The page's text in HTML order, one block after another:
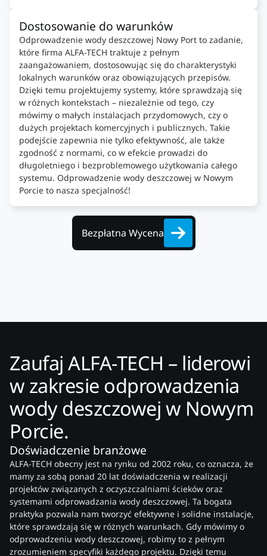
Dostosowanie do warunków
Odprowadzenie wody deszczowej Nowy Port to zadanie,
które firma ALFA-TECH traktuje z pełnym
zaangażowaniem, dostosowując się do charakterystyki
lokalnych warunków oraz obowiązujących przepisów.
Dzięki temu projektujemy systemy, które sprawdzają się
w różnych kontekstach – niezależnie od tego, czy
mówimy o małych instalacjach przydomowych, czy o
dużych projektach komercyjnych i publicznych. Takie
podejście zapewnia nie tylko efektywność, ale także
zgodność z normami, co w efekcie prowadzi do
długoletniego i bezproblemowego użytkowania całego
systemu. Odprowadzenie wody deszczowej w Nowym
Porcie to nasza specjalność!
Bezpłatna Wycena
Zaufaj ALFA-TECH – liderowi
w zakresie odprowadzenia
wody deszczowej w Nowym
Porcie.
Doświadczenie branżowe
ALFA-TECH obecny jest na rynku od 2002 roku, co oznacza, że
mamy za sobą ponad 20 lat doświadczenia w realizacji
projektów związanych z oczyszczalniami ścieków oraz
systemami odprowadzania wody deszczowej. Ta bogata
praktyka pozwala nam tworzyć efektywne i solidne instalacje,
które sprawdzają się w różnych warunkach. Gdy mówimy o
odprowadzeniu wody deszczowej, robimy to z pełnym
zrozumieniem specyfiki każdego projektu. Dzięki temu